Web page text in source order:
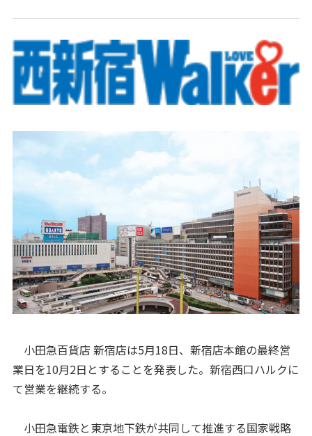
小田急百貨店 新宿店は5月18日、新宿店本館の最終営
業日を10月2日とすることを発表した。新宿西口ハルクに
て営業を継続する。
小田急電鉄と東京地下鉄が共同して推進する国家戦略